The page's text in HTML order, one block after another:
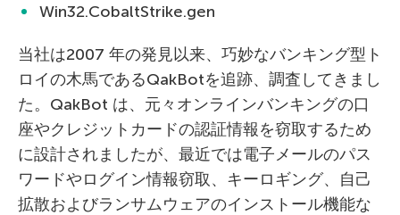
Win32.CobaltStrike.gen
当社は2007 年の発見以来、巧妙なバンキング型ト
ロイの木馬であるQakBotを追跡、調査してきまし
た。QakBot は、元々オンラインバンキングの口
座やクレジットカードの認証情報を窃取するため
に設計されましたが、最近では電子メールのパス
ワードやログイン情報窃取、キーロギング、自己
拡散およびランサムウェアのインストール機能な